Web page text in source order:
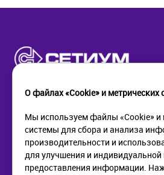
КОМПАНИЯ
О компании
Новости
Как
О файлах «Cookie» и метрических
Мы используем файлы «Cookie» и
системы для сбора и анализа
производительности и
для улучшения и индивидуальной
предоставления информации.